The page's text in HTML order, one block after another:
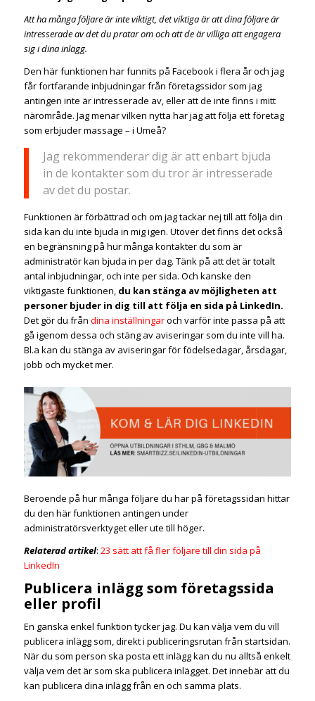
Att ha många följare är inte viktigt, det viktiga är att dina följare är
intresserade av det du pratar om och att de är villiga att engagera
sig i dina inlägg.
Den här funktionen har funnits på Facebook i flera år och jag
får fortfarande inbjudningar från företagssidor som jag
antingen inte är intresserade av, eller att de inte finns i mitt
närområde. Jag menar vilken nytta har jag att följa ett företag
som erbjuder massage – i Umeå?
Jag rekommenderar dig är att enbart bjuda
in de kontakter som du tror är intresserade
av det du postar.
Funktionen är förbättrad och om jag tackar nej till att följa din
sida kan du inte bjuda in mig igen. Utöver det finns det också
en begränsning på hur många kontakter du som är
administratör kan bjuda in per dag. Tänk på att det är totalt
antal inbjudningar, och inte per sida. Och kanske den
viktigaste funktionen, du kan stänga av möjligheten att
personer bjuder in dig till att följa en sida på LinkedIn.
Det gör du från dina inställningaroch varför inte passa på att
gå igenom dessa och stäng av aviseringar som du inte vill ha.
Bl.a kan du stänga av aviseringar för födelsedagar, årsdagar,
jobb och mycket mer.
Beroende på hur många följare du har på företagssidan hittar
du den här funktionen antingen under
administratörsverktyget eller ute till höger.
Relaterad artikel: 23 sätt att få fler följare till din sida på
LinkedIn
Publicera inlägg som företagssida
eller profil
En ganska enkel funktion tycker jag. Du kan välja vem du vill
publicera inlägg som, direkt i publiceringsrutan från startsidan.
När du som person ska posta ett inlägg kan du nu alltså enkelt
välja vem det är som ska publicera inlägget. Det innebär att du
kan publicera dina inlägg från en och samma plats.